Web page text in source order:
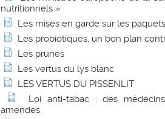
nutritionnels »
Les mises en garde sur les
Les probiotiques, un bon plan
Les prunes
Les vertus du lys blanc
LES VERTUS DU PISSENLIT
Loi anti-tabac : des
amendes